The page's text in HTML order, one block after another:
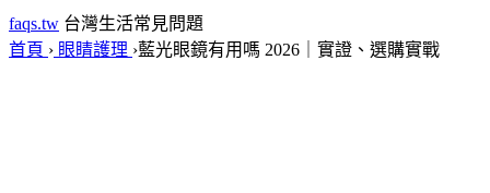
faqs.tw 台灣生活常見問題
首頁 › 眼睛護理 ›藍光眼鏡有用嗎 2026｜實證、選購實戰